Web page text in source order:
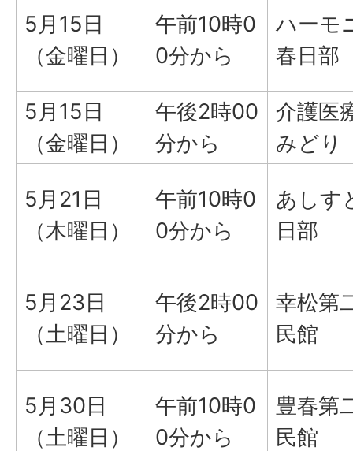
5月15日
（金曜日）
午前10時0
0分から
ハーモ
春日部
5月15日
（金曜日）
午後2時00
分から
介護医
みどり
5月21日
（木曜日）
午前10時0
0分から
あしす
日部
5月23日
（土曜日）
午後2時00
分から
幸松第
民館
5月30日
（土曜日）
午前10時0
0分から
豊春第
民館